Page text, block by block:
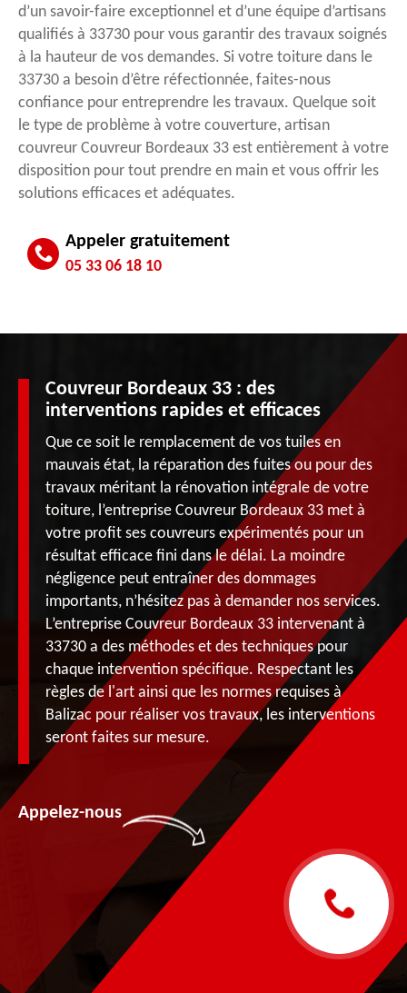
d’un savoir-faire exceptionnel et d’une équipe d’artisans
qualifiés à 33730 pour vous garantir des travaux soignés
à la hauteur de vos demandes. Si votre toiture dans le
33730 a besoin d’être réfectionnée, faites-nous
confiance pour entreprendre les travaux. Quelque soit
le type de problème à votre couverture, artisan
couvreur Couvreur Bordeaux 33 est entièrement à votre
disposition pour tout prendre en main et vous offrir les
solutions efficaces et adéquates.
Appeler gratuitement
05 33 06 18 10
Couvreur Bordeaux 33 : des
interventions rapides et efficaces
Que ce soit le remplacement de vos tuiles en
mauvais état, la réparation des fuites ou pour des
travaux méritant la rénovation intégrale de votre
toiture, l’entreprise Couvreur Bordeaux 33 met à
votre profit ses couvreurs expérimentés pour un
résultat efficace fini dans le délai. La moindre
négligence peut entraîner des dommages
importants, n’hésitez pas à demander nos services.
L’entreprise Couvreur Bordeaux 33 intervenant à
33730 a des méthodes et des techniques pour
chaque intervention spécifique. Respectant les
règles de l'art ainsi que les normes requises à
Balizac pour réaliser vos travaux, les interventions
seront faites sur mesure.
Appelez-nous